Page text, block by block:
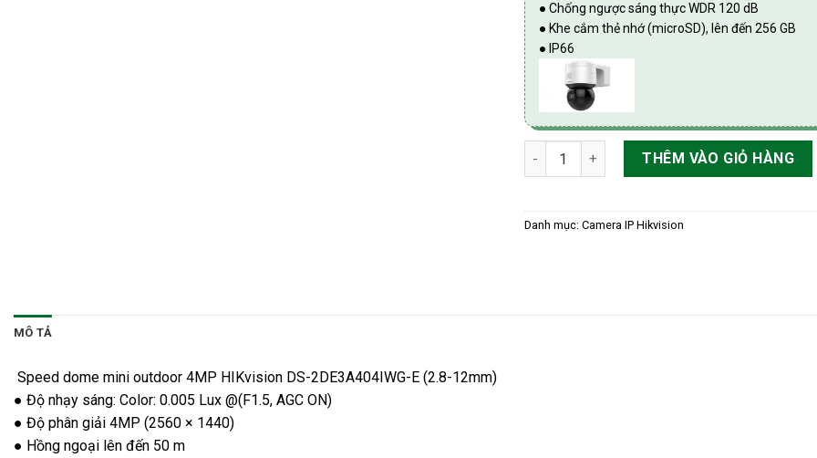
● Chống ngược sáng thực WDR 120 dB
● Khe cắm thẻ nhớ (microSD), lên đến 256 GB
● IP66
Speed dome mini outdoor 4MP HIKvision DS-
THÊM VÀO GIỎ HÀNG
Danh mục: Camera IP Hikvision
MÔ TẢ
Speed dome mini outdoor 4MP HIKvision DS-2DE3A404IWG-E (2.8-12mm)
● Độ nhạy sáng: Color: 0.005 Lux @(F1.5, AGC ON)
● Độ phân giải 4MP (2560 × 1440)
● Hồng ngoại lên đến 50 m